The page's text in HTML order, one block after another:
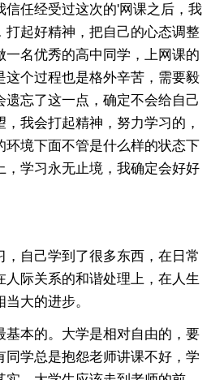
信任经受过这次的'网课之后，我
打起好精神，把自己的心态调整
一名优秀的高中同学，上网课的
这个过程也是格外辛苦，需要毅
遗忘了这一点，确定不会给自己
我会打起精神，努力学习的，
环境下面不管是什么样的状态下
，学习永无止境，我确定会好好
自己学到了很多东西，在日常
际关系的和谐处理上，在人生
大的进步。
本的。大学是相对自由的，要
同学总是抱怨老师讲课不好，学